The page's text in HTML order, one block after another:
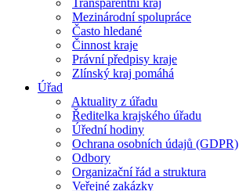
Transparentní kraj
Mezinárodní spolupráce
Často hledané
Činnost kraje
Právní předpisy kraje
Zlínský kraj pomáhá
Úřad
Aktuality z úřadu
Ředitelka krajského úřadu
Úřední hodiny
Ochrana osobních údajů (GDPR)
Odbory
Organizační řád a struktura
Veřejné zakázky